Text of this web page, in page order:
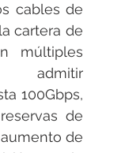
cables de
cartera de
múltiples
admitir
100Gbps,
de
de